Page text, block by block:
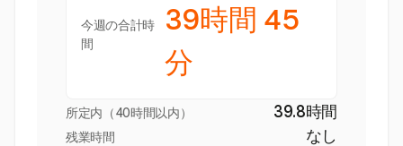
今週の合計時
間
39時間 45
分
所定内（40時間以内） 39.8時間
残業時間 なし